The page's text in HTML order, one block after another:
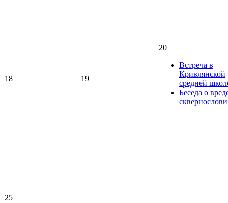
18 19
20
Встреча в
Кривлянской
средней
Беседа о
25